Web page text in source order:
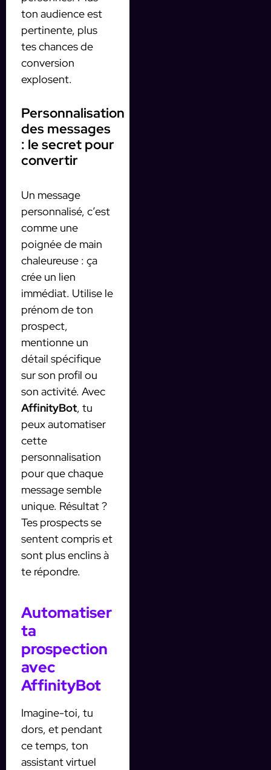
ton audience est
pertinente, plus
tes chances de
conversion
explosent.
Personnalisation
des messages
: le secret pour
convertir
Un message
personnalisé, c’est
comme une
poignée de main
chaleureuse : ça
crée un lien
immédiat. Utilise le
prénom de ton
prospect,
mentionne un
détail spécifique
sur son profil ou
son activité. Avec
AffinityBot, tu
peux automatiser
cette
personnalisation
pour que chaque
message semble
unique. Résultat ?
Tes prospects se
sentent compris et
sont plus enclins à
te répondre.
Automatiser
ta
prospection
avec
AffinityBot
Imagine-toi, tu
dors, et pendant
ce temps, ton
assistant virtuel